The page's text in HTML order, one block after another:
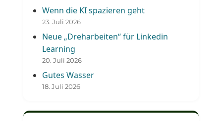
Wenn die KI spazieren geht
23. Juli 2026
Neue „Dreharbeiten“ für Linkedin
Learning
20. Juli 2026
Gutes Wasser
18. Juli 2026